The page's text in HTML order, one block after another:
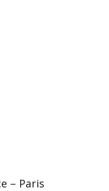
– Paris